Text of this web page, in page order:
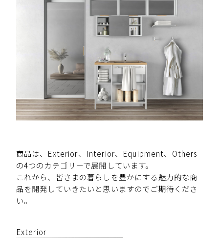
商品は、Exterior、Interior、Equipment、Others
の4つのカテゴリーで展開しています。
これから、皆さまの暮らしを豊かにする魅力的な商
品を開発していきたいと思いますのでご期待くださ
い。
Exterior